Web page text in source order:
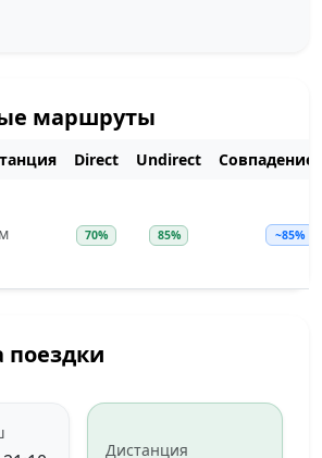
маршруты
Direct Undirect
Совпадение
70% 85% ~85%
поездки
Дистанция